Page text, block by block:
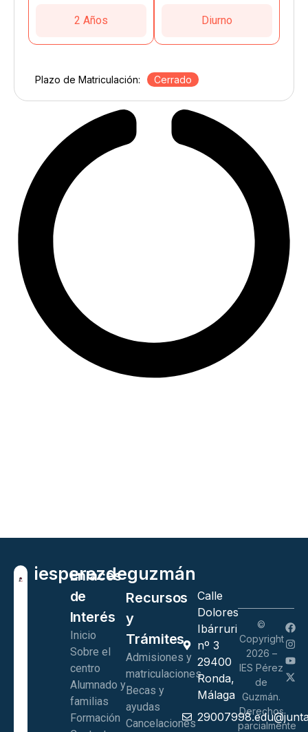
2 Años Diurno
Plazo de Matriculación: Cerrado
iesperezdeguzmán
Enlaces
de
Interés
Inicio
Sobre el
centro
Alumnado y
familias
Formación
Recursos
y
Trámites
Admisiones y
matriculaciones
Becas y
ayudas
Cancelaciones
Calle
Dolores
Ibárruri
nº 3
29400
Ronda,
Málaga
©
Copyright
2026 –
IES Pérez
de
Guzmán.
Derechos
parcialmente